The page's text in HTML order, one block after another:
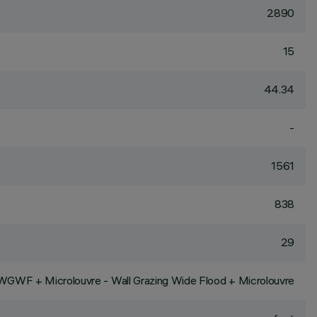
2890
15
44.34
-
1561
838
29
+ Microlouvre - Wall Grazing Wide Flood + Microlouvre